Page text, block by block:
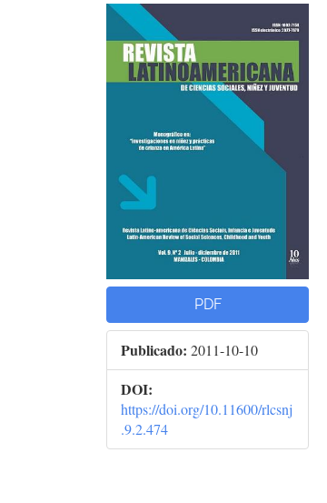
Barra
lateral
del
artículo
PDF
Publicado: 2011-10-10
DOI:
https://doi.org/10.11600/rlcsnj
.9.2.474